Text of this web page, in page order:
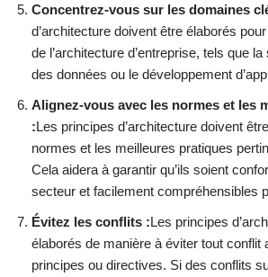
Concentrez-vous sur les domaines
d’architecture doivent être élaborés
de l’architecture d’entreprise, tels que
des données ou le développement
Alignez-vous avec les normes et les
:Les principes d’architecture doivent
normes et les meilleures pratiques
Cela aidera à garantir qu’ils soient
secteur et facilement compréhensibles
Évitez les conflits :Les principes
élaborés de manière à éviter tout conflit
principes ou directives. Si des conflits